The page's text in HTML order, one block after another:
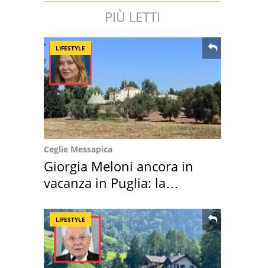
PIÙ LETTI
LIFESTYLE
Ceglie Messapica
Giorgia Meloni ancora in
vacanza in Puglia: la
LIFESTYLE